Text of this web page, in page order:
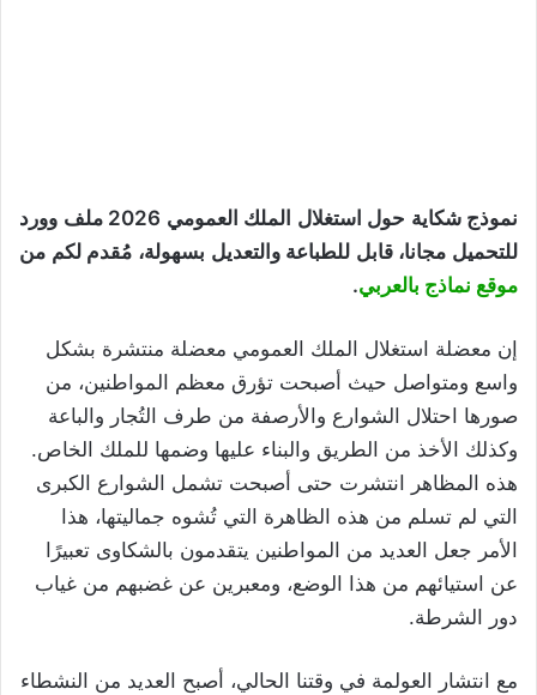
نموذج شكاية حول استغلال الملك العمومي 2026 ملف وورد
للتحميل مجانا، قابل للطباعة والتعديل بسهولة، مُقدم لكم من
موقع نماذج بالعربي.
إن معضلة استغلال الملك العمومي معضلة منتشرة بشكل
واسع ومتواصل حيث أصبحت تؤرق معظم المواطنين، من
صورها احتلال الشوارع والأرصفة من طرف التُجار والباعة
وكذلك الأخذ من الطريق والبناء عليها وضمها للملك الخاص.
هذه المظاهر انتشرت حتى أصبحت تشمل الشوارع الكبرى
التي لم تسلم من هذه الظاهرة التي تُشوه جماليتها، هذا
الأمر جعل العديد من المواطنين يتقدمون بالشكاوى تعبيرًا
عن استيائهم من هذا الوضع، ومعبرين عن غضبهم من غياب
دور الشرطة.
مع انتشار العولمة في وقتنا الحالي، أصبح العديد من النشطاء